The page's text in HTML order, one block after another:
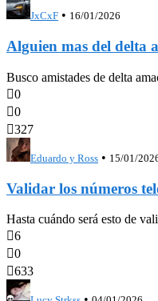
JxCxF • 16/01/2026
Alguien mas del delta
Busco amistades de delta
0
0
327
Eduardo y Ross • 15/01/
Validar los números
Hasta cuándo será esto de
6
0
633